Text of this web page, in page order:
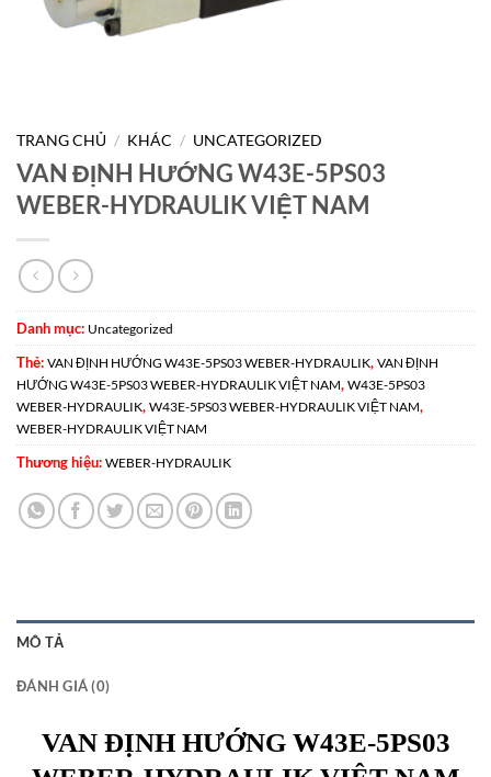
TRANG CHỦ / KHÁC / UNCATEGORIZED
VAN ĐỊNH HƯỚNG W43E-5PS03
WEBER-HYDRAULIK VIỆT NAM
Danh mục: Uncategorized
Thẻ: VAN ĐỊNH HƯỚNG W43E-5PS03 WEBER-HYDRAULIK, VAN ĐỊNH
HƯỚNG W43E-5PS03 WEBER-HYDRAULIK VIỆT NAM, W43E-5PS03
WEBER-HYDRAULIK, W43E-5PS03 WEBER-HYDRAULIK VIỆT NAM,
WEBER-HYDRAULIK VIỆT NAM
Thương hiệu: WEBER-HYDRAULIK
MÔ TẢ
ĐÁNH GIÁ (0)
VAN ĐỊNH HƯỚNG W43E-5PS03